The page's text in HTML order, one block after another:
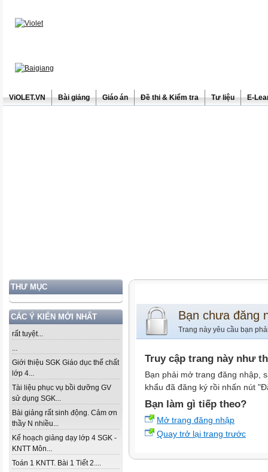
ViOLET.VN Bài giảng Giáo án Đề thi & Kiểm tra Tư liệu E-
THƯ MỤC
CÁC Ý KIẾN MỚI NHẤT
rất tuyệt...
...
Giới thiệu SGK Giáo dục thể chất
lớp 4...
Tài liệu phục vụ bồi dưỡng GV
sử dụng SGK...
Bài giảng rất sinh động. Cảm ơn
thầy N nhiều...
Kế hoạch giảng dạy lớp 4 SGK -
KNTT Môn...
Toán 1 KNTT. Bài 1 Tiết 2....
Bạn chưa đăng
Trang này yêu cầu bạn
Truy cập trang này như
Bạn phải mở trang đăng nhập,
khẩu đã đăng ký rồi nhấn nút
Bạn làm gì tiếp theo?
Mở trang đăng nhập
Quay trở lại trang trước